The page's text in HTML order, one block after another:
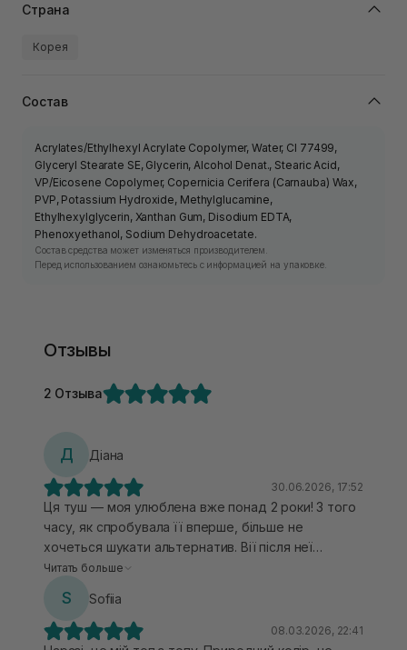
Страна
Корея
Состав
Acrylates/Ethylhexyl Acrylate Copolymer, Water, CI 77499,
Glyceryl Stearate SE, Glycerin, Alcohol Denat., Stearic Acid,
VP/Eicosene Copolymer, Copernicia Cerifera (Carnauba) Wax,
PVP, Potassium Hydroxide, Methylglucamine,
Ethylhexylglycerin, Xanthan Gum, Disodium EDTA,
Phenoxyethanol, Sodium Dehydroacetate.
Состав средства может изменяться производителем.
Перед использованием ознакомьтесь с информацией на упаковке.
Отзывы
2 Отзыва
Д Діана
30.06.2026, 17:52
Ця туш — моя улюблена вже понад 2 роки! З того
часу, як спробувала її вперше, більше не
хочеться шукати альтернатив. Вії після неї
виглядають просто неймовірно — довгі, виразні,
туш зовсім не розмазується протягом дня і при
цьому легко змивається звичайною теплою
Читать больше
S Sofiia
08.03.2026, 22:41